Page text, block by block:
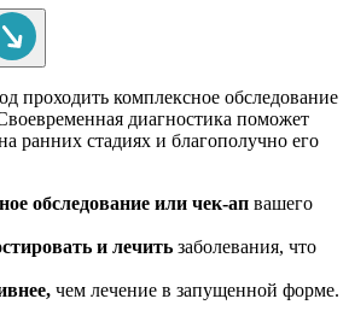
проходить комплексное обследование
диагностика поможет
ранних стадиях и благополучно его
обследование или чек-ап вашего
и лечить заболевания, что
чем лечение в запущенной форме.